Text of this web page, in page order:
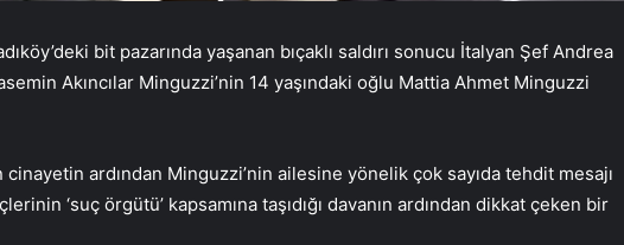
bit pazarında yaşanan bıçaklı saldırı sonucu İtalyan Şef Andrea
Akıncılar Minguzzi’nin 14 yaşındaki oğlu Mattia Ahmet Minguzzi
ardından Minguzzi’nin ailesine yönelik çok sayıda tehdit mesajı
‘suç örgütü’ kapsamına taşıdığı davanın ardından dikkat çeken bir